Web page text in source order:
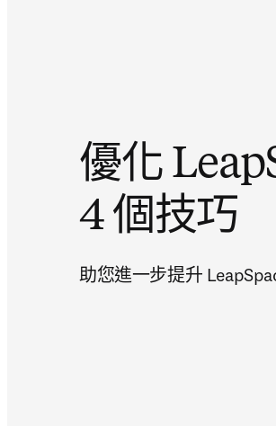
優化
4 個技巧
助您進一步提升